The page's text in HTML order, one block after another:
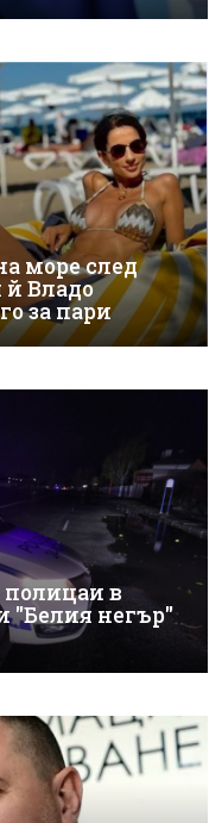
море след
Владо
за пари
полицаи в
"Белия негър"